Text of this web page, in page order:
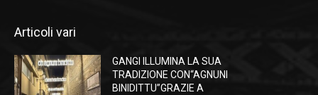
Articoli vari
GANGI ILLUMINA LA SUA
TRADIZIONE CON“AGNUNI
BINIDITTU”GRAZIE A